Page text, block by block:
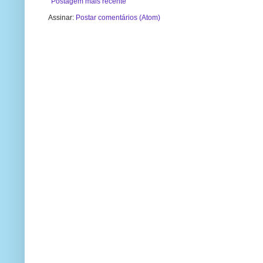
Assinar: Postar comentários (Atom)